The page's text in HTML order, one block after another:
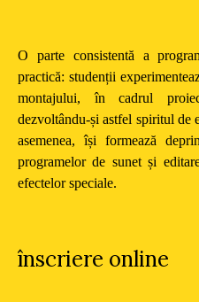
O parte consistentă a
practică: studenții
montajului, în cadrul
dezvoltându-și astfel spiritul de
asemenea, își formează
programelor de sunet și
efectelor speciale.
înscriere online